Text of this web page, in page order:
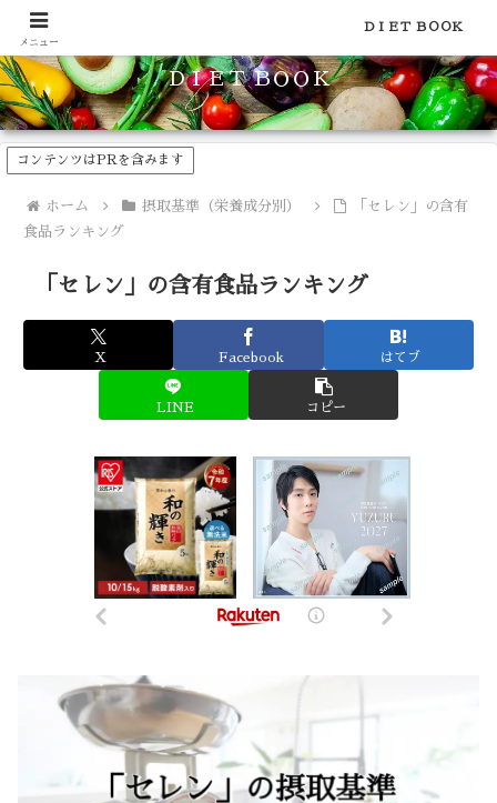
食品のカロリーや糖質などの栄養素がわかる！健康やダイエットに
ＤＩＥＴ ＢＯＯＫ
コンテンツはPRを含みます
ホーム 摂取基準（栄養成分別）
「セレン」の含有
食品ランキング
「セレン」の含有食品ランキング
X Facebook はてブ
LINE コピー
メニュー
ＤＩＥＴ ＢＯＯＫ